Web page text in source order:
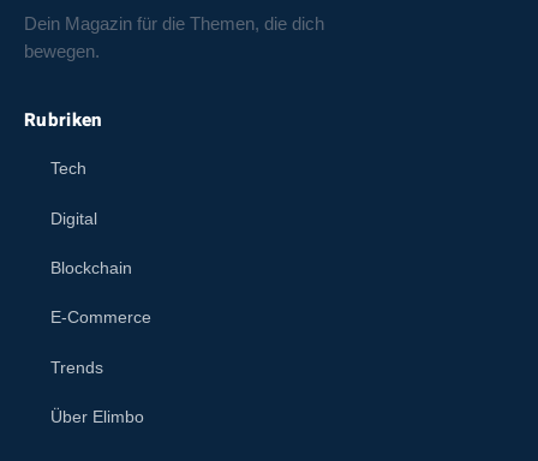
Dein Magazin für die Themen, die dich
bewegen.
Rubriken
Tech
Digital
Blockchain
E-Commerce
Trends
Über Elimbo